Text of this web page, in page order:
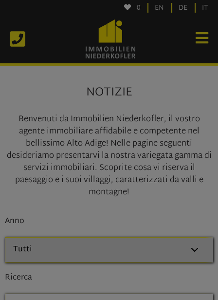
0 EN DE IT
NOTIZIE
Benvenuti da Immobilien Niederkofler, il vostro
agente immobiliare affidabile e competente nel
bellissimo Alto Adige! Nelle pagine seguenti
desideriamo presentarvi la nostra variegata gamma di
servizi immobiliari. Scoprite cosa vi riserva il
paesaggio e i suoi villaggi, caratterizzati da valli e
montagne!
Anno
Ricerca